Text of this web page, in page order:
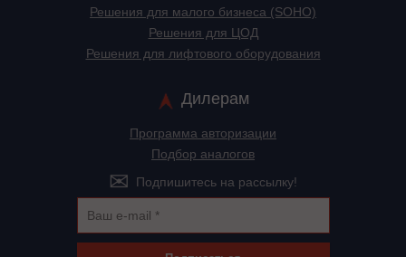
Решения для малого бизнеса (SOHO)
Решения для ЦОД
Решения для лифтового оборудования
Дилерам
Программа авторизации
Подбор аналогов
Подпишитесь на рассылку!